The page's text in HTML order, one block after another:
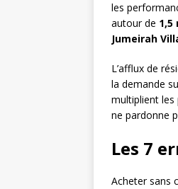
les
autour de 1,5
Jumeirah
L’afflux de
la demande
multiplient
ne pardonne
Les 7
Acheter sans